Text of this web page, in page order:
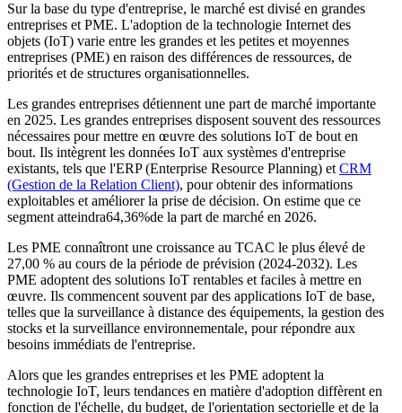
Sur la base du type d'entreprise, le marché est divisé en grandes
entreprises et PME. L'adoption de la technologie Internet des
objets (IoT) varie entre les grandes et les petites et moyennes
entreprises (PME) en raison des différences de ressources, de
priorités et de structures organisationnelles.
Les grandes entreprises détiennent une part de marché importante
en 2025. Les grandes entreprises disposent souvent des ressources
nécessaires pour mettre en œuvre des solutions IoT de bout en
bout. Ils intègrent les données IoT aux systèmes d'entreprise
existants, tels que l'ERP (Enterprise Resource Planning) etCRM
(Gestion de la Relation Client), pour obtenir des informations
exploitables et améliorer la prise de décision. On estime que ce
segment atteindra64,36%de la part de marché en 2026.
Les PME connaîtront une croissance au TCAC le plus élevé de
27,00 % au cours de la période de prévision (2024-2032). Les
PME adoptent des solutions IoT rentables et faciles à mettre en
œuvre. Ils commencent souvent par des applications IoT de base,
telles que la surveillance à distance des équipements, la gestion des
stocks et la surveillance environnementale, pour répondre aux
besoins immédiats de l'entreprise.
Alors que les grandes entreprises et les PME adoptent la
technologie IoT, leurs tendances en matière d'adoption diffèrent en
fonction de l'échelle, du budget, de l'orientation sectorielle et de la